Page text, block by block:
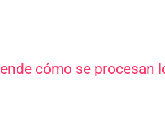
cómo se procesan